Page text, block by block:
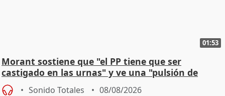
01:53
Morant sostiene que "el PP tiene que ser
castigado en las urnas" y ve una "pulsión de
cambio"
Sonido Totales 08/08/2026